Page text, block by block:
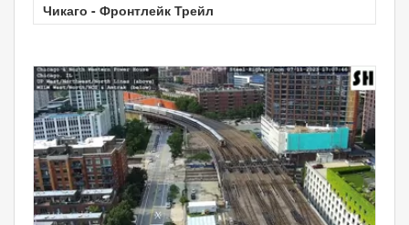
Чикаго - Фронтлейк Трейл